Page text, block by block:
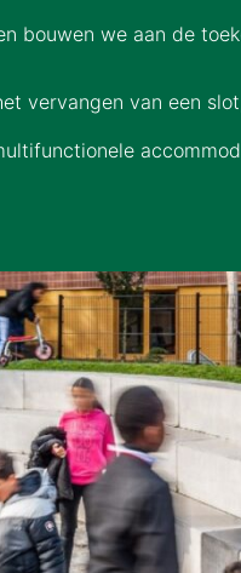
bouwen we aan de
vervangen van een